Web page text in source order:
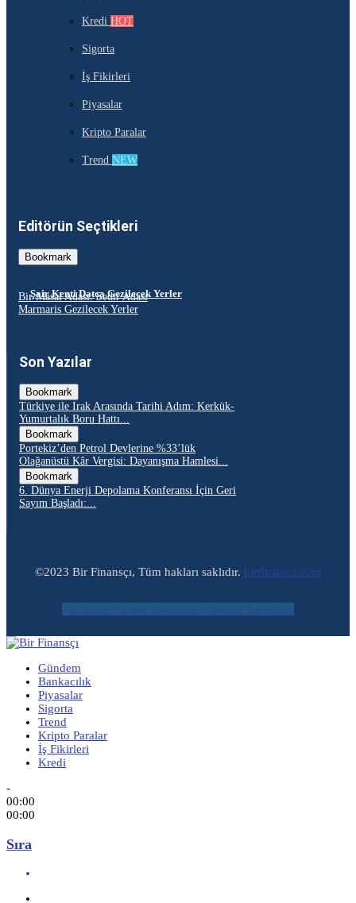
Kredi HOT
Sigorta
İş Fikirleri
Piyasalar
Kripto Paralar
Trend NEW
Editörün Seçtikleri
Bookmark
Şair Kenti Datça Gezilecek Yerler
Bir Masal Adası: Sedir Adası
Marmaris Gezilecek Yerler
Son Yazılar
Bookmark
Türkiye ile Irak Arasında Tarihi Adım: Kerkük-
Yumurtalık Boru Hattı...
Bookmark
Portekiz’den Petrol Devlerine %33’lük
Olağanüstü Kâr Vergisi: Dayanışma Hamlesi...
Bookmark
6. Dünya Enerji Depolama Konferansı İçin Geri
Sayım Başladı:...
©2023 Bir Finansçı, Tüm hakları saklıdır. birfinansci.com
Facebook Twitter Instagram Youtube Envelope
Gündem
Bankacılık
Piyasalar
Sigorta
Trend
Kripto Paralar
İş Fikirleri
Kredi
-
00:00
00:00
Sıra